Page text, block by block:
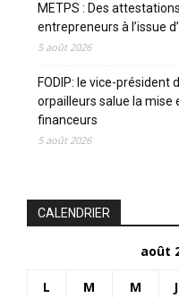
METPS : Des
entrepreneurs à l’issue
5 août 2026
FODIP: le vice-président
orpailleurs salue la mise
financeurs
5 août 2026
CALENDRIER
août
L M M J